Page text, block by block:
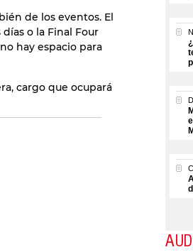
de los eventos. El
o la Final Four
hay espacio para
cargo que ocupará